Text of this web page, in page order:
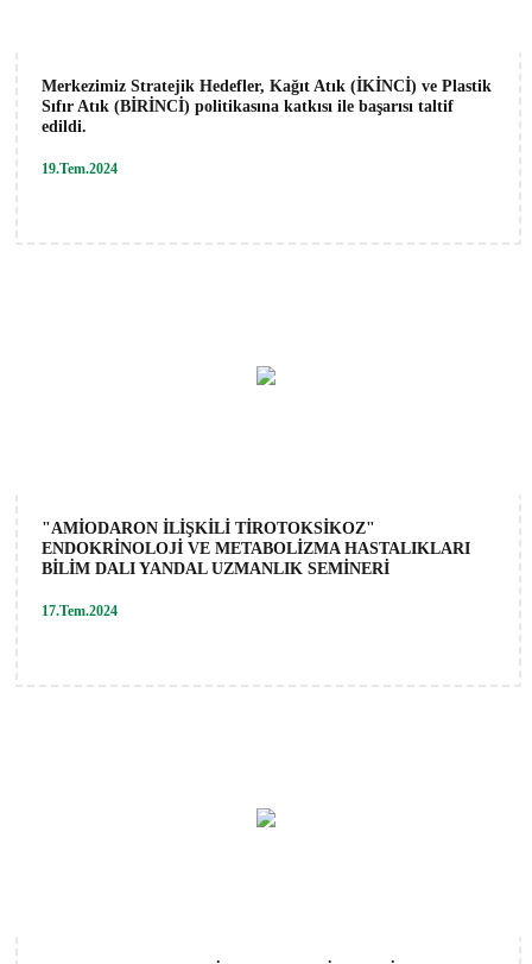
Merkezimiz Stratejik Hedefler, Kağıt Atık (İKİNCİ) ve Plastik
Sıfır Atık (BİRİNCİ) politikasına katkısı ile başarısı taltif
edildi.
19.Tem.2024
"AMİODARON İLİŞKİLİ TİROTOKSİKOZ"
ENDOKRİNOLOJİ VE METABOLİZMA HASTALIKLARI
BİLİM DALI YANDAL UZMANLIK SEMİNERİ
17.Tem.2024